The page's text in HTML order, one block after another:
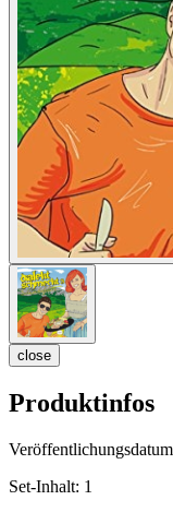
close
Produktinfos
Set-Inhalt: 1